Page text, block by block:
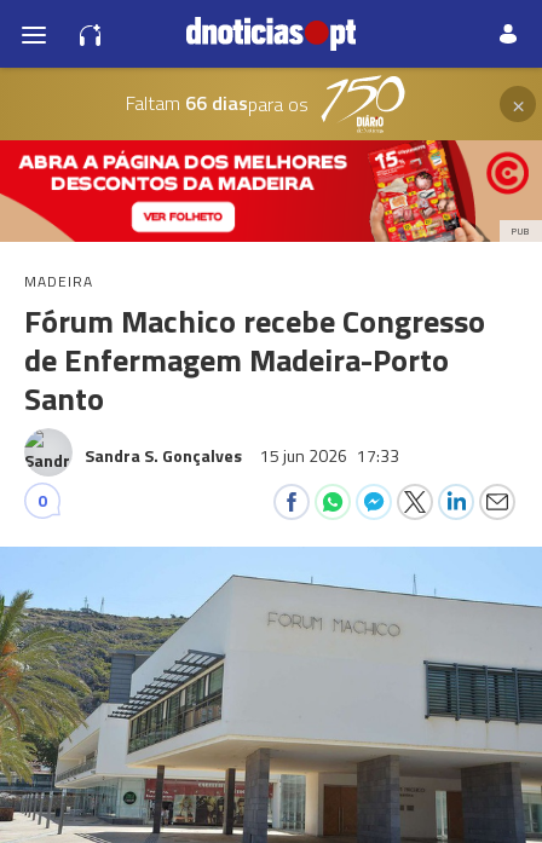
Faltam 66 diaspara os ×
PUB
MADEIRA
Fórum Machico recebe Congresso
de Enfermagem Madeira-Porto
Santo
Sandra S. Gonçalves 15 jun 2026 17:33
0